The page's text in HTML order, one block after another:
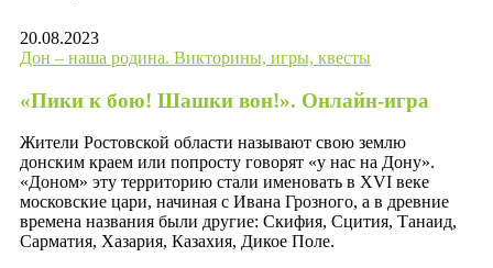
20.08.2023
Дон – наша родина. Викторины, игры, квесты
«Пики к бою! Шашки вон!». Онлайн-игра
Жители Ростовской области называют свою землю
донским краем или попросту говорят «у нас на Дону».
«Доном» эту территорию стали именовать в XVI веке
московские цари, начиная с Ивана Грозного, а в древние
времена названия были другие: Скифия, Сцития, Танаид,
Сарматия, Хазария, Казахия, Дикое Поле.